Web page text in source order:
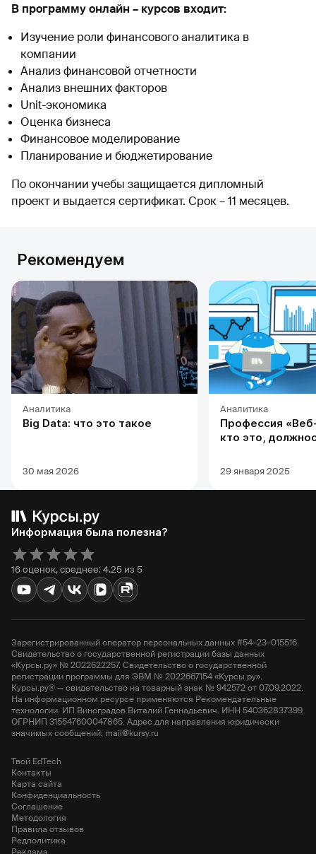
В программу онлайн – курсов входит:
Изучение роли финансового аналитика в
компании
Анализ финансовой отчетности
Анализ внешних факторов
Unit-экономика
Оценка бизнеса
Финансовое моделирование
Планирование и бюджетирование
По окончании учебы защищается дипломный
проект и выдается сертификат. Срок – 11 месяцев.
Рекомендуем
Аналитика
Big Data: что это такое
30 мая 2026
Аналитика
Профессия
кто это,
заработной
29 января 2025
Информация была полезна?
16 оценок, среднее: 4.25 из 5
Зарегистрированный оператор персональных данных #54–23–015516.
Свидетельство о государственной регистрации базы данных
«Курсы.ру» № 2022622257. Свидетельство о государственной
регистрации программы для ЭВМ № 2022667154 «Курсы.ру».
Курсы.ру® — свидетельство на товарный знак № 942572 от 07.09.2022.
На информационном ресурсе применяются Рекомендательные
технологии. ИП Виноградов Виталий Геннадьевич. ИНН 540362837399,
ОГРНИП 315547600047865. Адрес для направления юридически
значимых сообщений: mail@kursy.ru
Твой EdTech
Контакты
Карта сайта
Конфиденциальность
Соглашение
Методология
Правила отзывов
Редполитика
Реклама